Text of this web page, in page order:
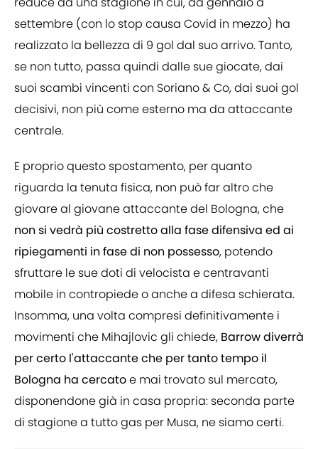
settembre (con lo stop causa Covid in mezzo) ha
realizzato la bellezza di 9 gol dal suo arrivo. Tanto,
se non tutto, passa quindi dalle sue giocate, dai
suoi scambi vincenti con Soriano & Co, dai suoi gol
decisivi, non più come esterno ma da attaccante
centrale.
E proprio questo spostamento, per quanto
riguarda la tenuta fisica, non può far altro che
giovare al giovane attaccante del Bologna, che
non si vedrà più costretto alla fase difensiva ed ai
ripiegamenti in fase di non possesso, potendo
sfruttare le sue doti di velocista e centravanti
mobile in contropiede o anche a difesa schierata.
Insomma, una volta compresi definitivamente i
movimenti che Mihajlovic gli chiede, Barrow diverrà
per certo l'attaccante che per tanto tempo il
Bologna ha cercatoe mai trovato sul mercato,
disponendone già in casa propria: seconda parte
di stagione a tutto gas per Musa, ne siamo certi.